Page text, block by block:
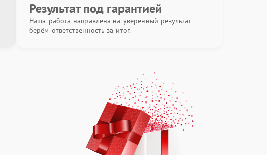
Результат под гарантией
Наша работа направлена на уверенный результат —
берём ответственность за итог.